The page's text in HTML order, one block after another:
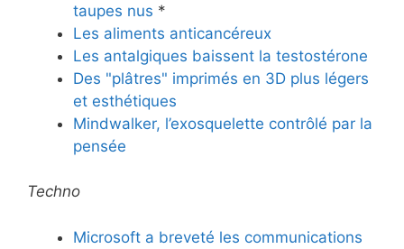
taupes nus *
Les aliments anticancéreux
Les antalgiques baissent la testostérone
Des "plâtres" imprimés en 3D plus légers
et esthétiques
Mindwalker, l’exosquelette contrôlé par la
pensée
Techno
Microsoft a breveté les communications